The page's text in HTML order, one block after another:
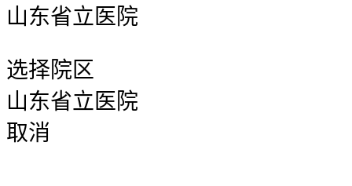
山东省立医院
选择院区
山东省立医院
取消